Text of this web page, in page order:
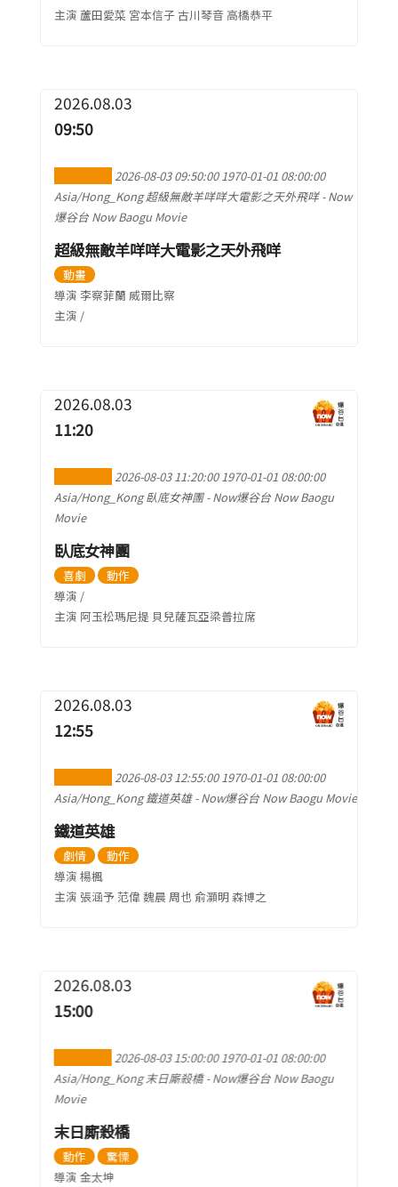
主演 蘆田愛菜 宮本信子 古川琴音 高橋恭平
2026.08.03
09:50
2026-08-03 09:50:00 1970-01-01 08:00:00
Asia/Hong_Kong 超級無敵羊咩咩大電影之天外飛咩 - Now
爆谷台 Now Baogu Movie
超級無敵羊咩咩大電影之天外飛咩
動畫
導演 李察菲蘭 威爾比察
主演 /
2026.08.03
11:20
2026-08-03 11:20:00 1970-01-01 08:00:00
Asia/Hong_Kong 臥底女神團 - Now爆谷台 Now Baogu
Movie
臥底女神團
喜劇
動作
導演 /
主演 阿玉松瑪尼提 貝兒薩瓦亞梁普拉席
2026.08.03
12:55
2026-08-03 12:55:00 1970-01-01 08:00:00
Asia/Hong_Kong 鐵道英雄 - Now爆谷台 Now Baogu Movie
鐵道英雄
劇情
動作
導演 楊楓
主演 張涵予 范偉 魏晨 周也 俞灝明 森博之
2026.08.03
15:00
2026-08-03 15:00:001970-01-01 08:00:00
Asia/Hong_Kong末日廝殺橋 -Now爆谷台 Now Baogu
Movie
末日廝殺橋
動作
驚慄
導演 金太坤